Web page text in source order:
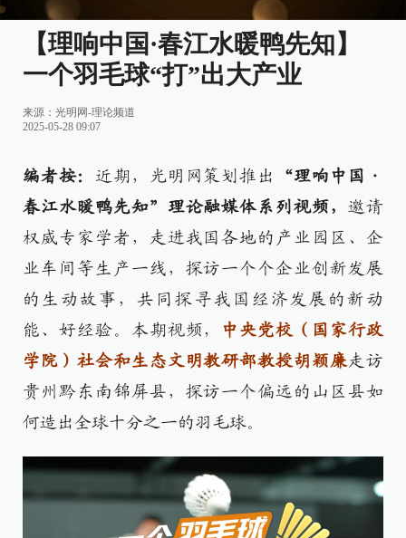
【理响中国·春江水暖鸭先知】
一个羽毛球“打”出大产业
来源： 光明网-理论频道
2025-05-28 09:07
编者按： 近期，光明网策划推出
“理响中国·
春江水暖鸭先知”理论融媒体系列视频，邀请
权威专家学者，走进我国各地的产业园区、企
业车间等生产一线，探访一个个企业创新发展
的生动故事，共同探寻我国经济发展的新动
能、好经验。本期视频，
中央党校（国家行政
学院）社会和生态文明教研部教授胡颖廉走访
贵州黔东南锦屏县，探访一个偏远的山区县如
何造出全球十分之一的羽毛球。